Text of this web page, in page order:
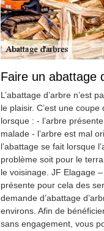
Faire un abattage
L’abattage d’arbre n’est
le plaisir. C’est une coupe
lorsque : - l’arbre
malade - l’arbre est mal
l’abattage se fait lorsque
problème soit pour le
le voisinage. JF Elagage
présente pour cela des
demande d’abattage
environs. Afin de
sans engagement, vous